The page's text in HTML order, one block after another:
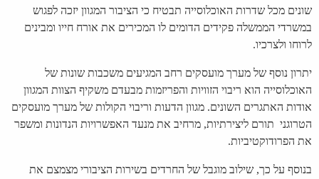
שונים מכל שדרות האוכלוסייה תבטיח כי הציבור המגוון יזכה לפגוש
במשרדי הממשלה פקידים הדומים לו המכירים את אורח חייו ומבינים
לרוחו ולצרכיו.
יתרון נוסף של מערך מועסקים רחב המגיעים משכבות שונות של
האוכלוסייה הוא ריבוי הזוויות והפריזמות מבעדם משקיף הצוות המגוון
אודות האתגרים השונים. מגוון הדעות וריבוי הקולות של מערך מועסקים
הטרוגני תורם ליצירתיות, מרחיב את מנעד האפשרויות הנדונות ומשפר
את הפרודוקטיביות.
בנוסף על כך, שילוב מוגבל של החרדים בשירות הציבורי מצמצם את